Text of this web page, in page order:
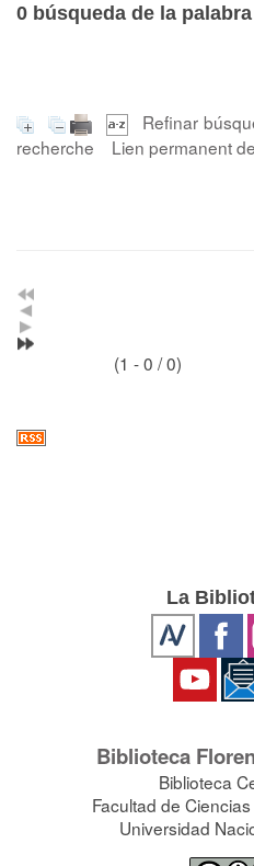
0 búsqueda de la
Refinar
recherche
Lien permanent
(1 - 0 / 0)
La
Biblioteca
Biblioteca
Facultad de
Universidad